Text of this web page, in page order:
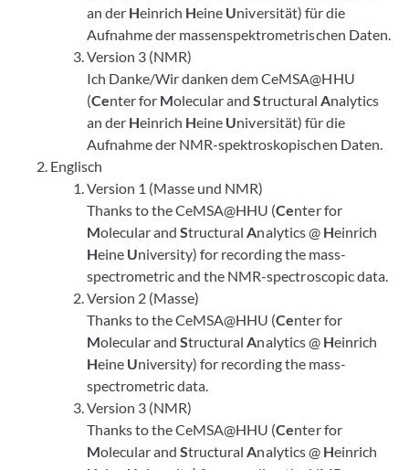
an der Heinrich Heine Universität) für die
Aufnahme der massenspektrometrischen Daten.
Version 3 (NMR)
Ich Danke/Wir danken dem CeMSA@HHU
(Center for Molecular andStructural Analytics
an der Heinrich Heine Universität) für die
Aufnahme der NMR-spektroskopischen Daten.
Englisch
Version 1 (Masse und NMR)
Thanks to the CeMSA@HHU (Center for
Molecular andStructural Analytics @ Heinrich
Heine University) for recording the mass-
spectrometric and the NMR-spectroscopic data.
Version 2 (Masse)
Thanks to the CeMSA@HHU (Center for
Molecular andStructural Analytics @ Heinrich
Heine University) for recording the mass-
spectrometric data.
Version 3 (NMR)
Thanks to the CeMSA@HHU (Center for
Molecular andStructural Analytics @ Heinrich